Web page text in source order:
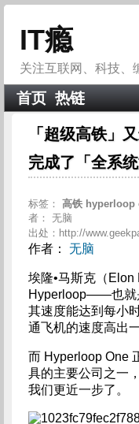
IT瘾
关注互联网、科技、
首页 热链
「超级高铁」
完成了「全系统
标签： 高铁 hyperloop
者： 无脑
出处：http://
作者： 无脑
埃隆•马斯克（Elon
Hyperloop——也就
其速度能达到每小
通飞机的速度高出
而 Hyperloop One
具的主要公司之一
我们更近一步了。